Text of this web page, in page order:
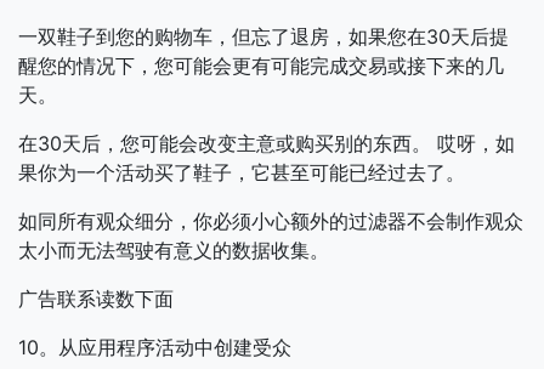
一双鞋子到您的购物车，但忘了退房，如果您在30天后提
醒您的情况下，您可能会更有可能完成交易或接下来的几
天。
在30天后，您可能会改变主意或购买别的东西。
哎呀，如
果你为一个活动买了鞋子，它甚至可能已经过去了。
如同所有观众细分，你必须小心额外的过滤器不会制作观众
太小而无法驾驶有意义的数据收集。
广告联系读数下面
10。从应用程序活动中创建受众